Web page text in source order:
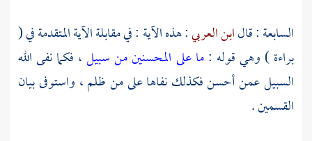
السابعة : قالابن العربي: هذه الآية : في مقابلة الآية المتقدمة في (
براءة ) وهي قوله :ما على المحسنين من سبيل، فكما نفى الله
السبيل عمن أحسن فكذلك نفاها على من ظلم ، واستوفى بيان
القسمين .